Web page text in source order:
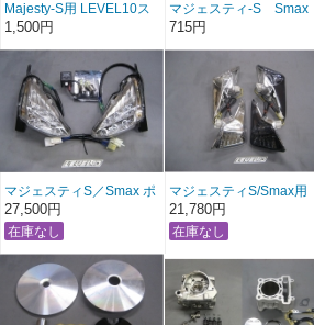
Majesty-S用 LEVEL10ス
ライドピースセット
1,500円
マジェスティ-S Smax
用 強化プーリーナット
715円
マジェスティS／Smax ポ
ジションウインカーキッ
ト
27,500円
マジェスティS/Smax用
LEVEL10RACING LEDリ
アウインカー
21,780円